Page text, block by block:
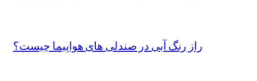
راز رنگ آبی در صندلی های هواپیما چیست؟